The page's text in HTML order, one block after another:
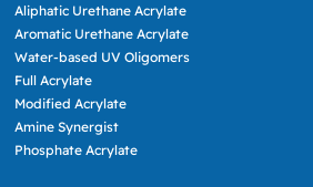
Aliphatic Urethane Acrylate
Aromatic Urethane Acrylate
Water-based UV Oligomers
Full Acrylate
Modified Acrylate
Amine Synergist
Phosphate Acrylate